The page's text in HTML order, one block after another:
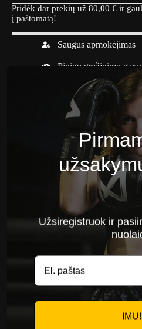
Pridėk dar prekių už 80,00 € ir
į paštomatą!
Saugus apmokėjimas
Pinigų grąžinimo
Papildoma informacija
Atsiliepimai (0)
Panašūs produktai
Bokso pirštinės
Užsiregistruok ir
IMU!